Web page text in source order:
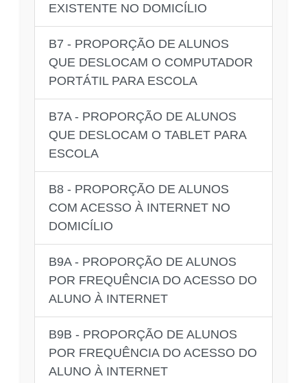
EXISTENTE NO DOMICÍLIO
B7 - PROPORÇÃO DE ALUNOS
QUE DESLOCAM O COMPUTADOR
PORTÁTIL PARA ESCOLA
B7A - PROPORÇÃO DE ALUNOS
QUE DESLOCAM O TABLET PARA
ESCOLA
B8 - PROPORÇÃO DE ALUNOS
COM ACESSO À INTERNET NO
DOMICÍLIO
B9A - PROPORÇÃO DE ALUNOS
POR FREQUÊNCIA DO ACESSO DO
ALUNO À INTERNET
B9B - PROPORÇÃO DE ALUNOS
POR FREQUÊNCIA DO ACESSO DO
ALUNO À INTERNET